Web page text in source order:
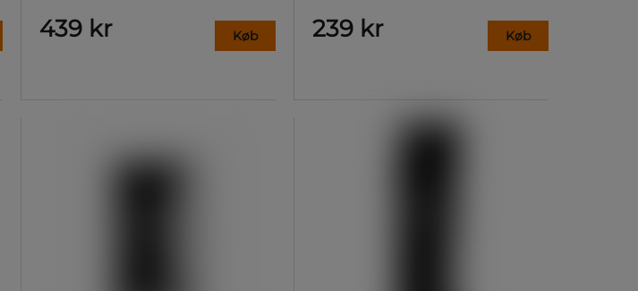
439 kr Køb 239 kr Køb